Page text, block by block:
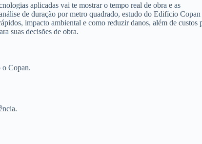
o
aplicadas vai te mostrar o tempo real de obra e as
de duração por metro quadrado, estudo do Edifício Copan
impacto ambiental e como reduzir danos, além de custos
suas decisões de obra.
o Copan.